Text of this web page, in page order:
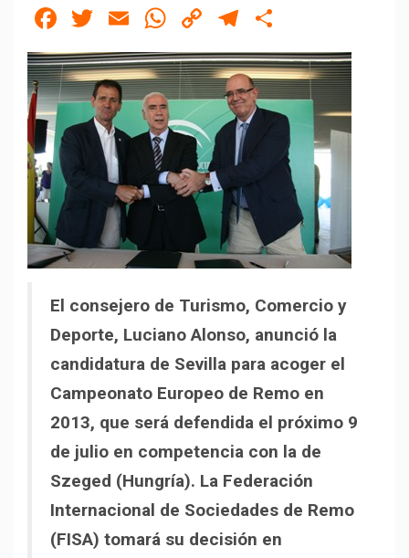
Facebook
Twitter
EmailWhatsApp
Copy
Link
Telegram
El consejero de Turismo, Comercio y
Deporte, Luciano Alonso, anunció la
candidatura de Sevilla para acoger el
Campeonato Europeo de Remo en
2013, que será defendida el próximo 9
de julio en competencia con la de
Szeged (Hungría). La Federación
Internacional de Sociedades de Remo
(FISA) tomará su decisión en